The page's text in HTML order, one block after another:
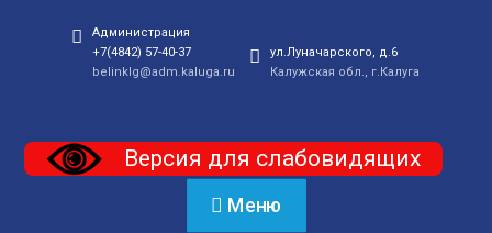
Администрация
+7(4842) 57-40-37
belinklg@adm.kaluga.ru
ул.Луначарского, д.6
Калужская обл., г.Калуга
Версия для слабовидящих
Меню